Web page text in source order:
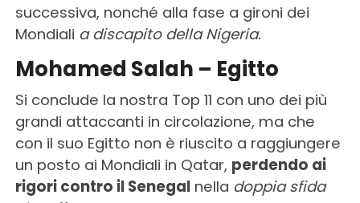
successiva, nonché alla fase a gironi dei
Mondiali a discapito della Nigeria.
Mohamed Salah – Egitto
Si conclude la nostra Top 11 con uno dei più
grandi attaccanti in circolazione, ma che
con il suo Egitto non è riuscito a raggiungere
un posto ai Mondiali in Qatar, perdendo ai
rigori contro il Senegalnella doppia sfida